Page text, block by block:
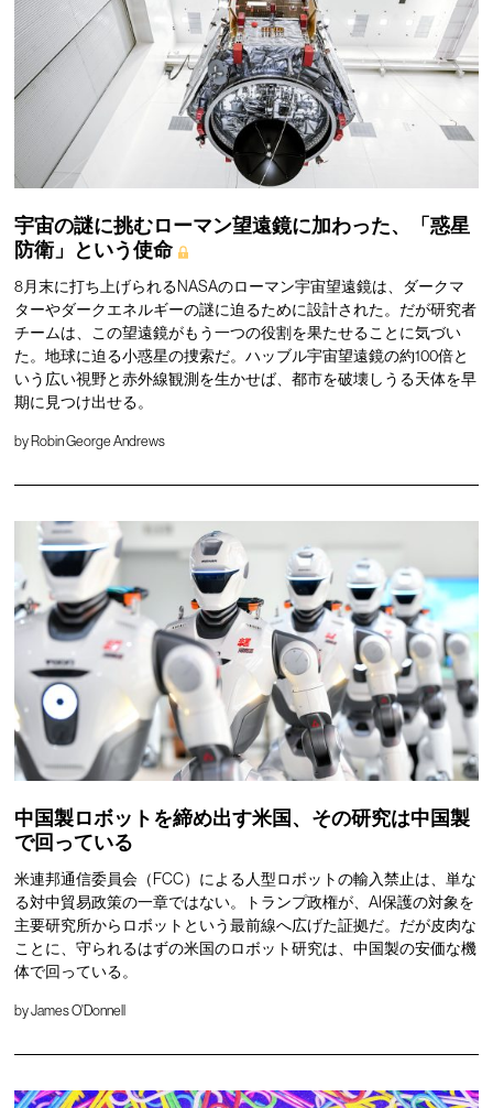
宇宙の謎に挑むローマン望遠鏡に加わった、「惑星
防衛」という使命
8月末に打ち上げられるNASAのローマン宇宙望遠鏡は、ダークマ
ターやダークエネルギーの謎に迫るために設計された。だが研究者
チームは、この望遠鏡がもう一つの役割を果たせることに気づい
た。地球に迫る小惑星の捜索だ。ハッブル宇宙望遠鏡の約100倍と
いう広い視野と赤外線観測を生かせば、都市を破壊しうる天体を早
期に見つけ出せる。
byRobin George Andrews
中国製ロボットを締め出す米国、その研究は中国製
で回っている
米連邦通信委員会（FCC）による人型ロボットの輸入禁止は、単な
る対中貿易政策の一章ではない。トランプ政権が、AI保護の対象を
主要研究所からロボットという最前線へ広げた証拠だ。だが皮肉な
ことに、守られるはずの米国のロボット研究は、中国製の安価な機
体で回っている。
byJames O'Donnell